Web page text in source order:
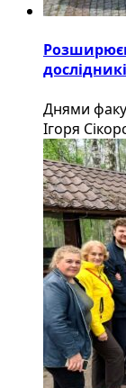
Днями
Ігоря